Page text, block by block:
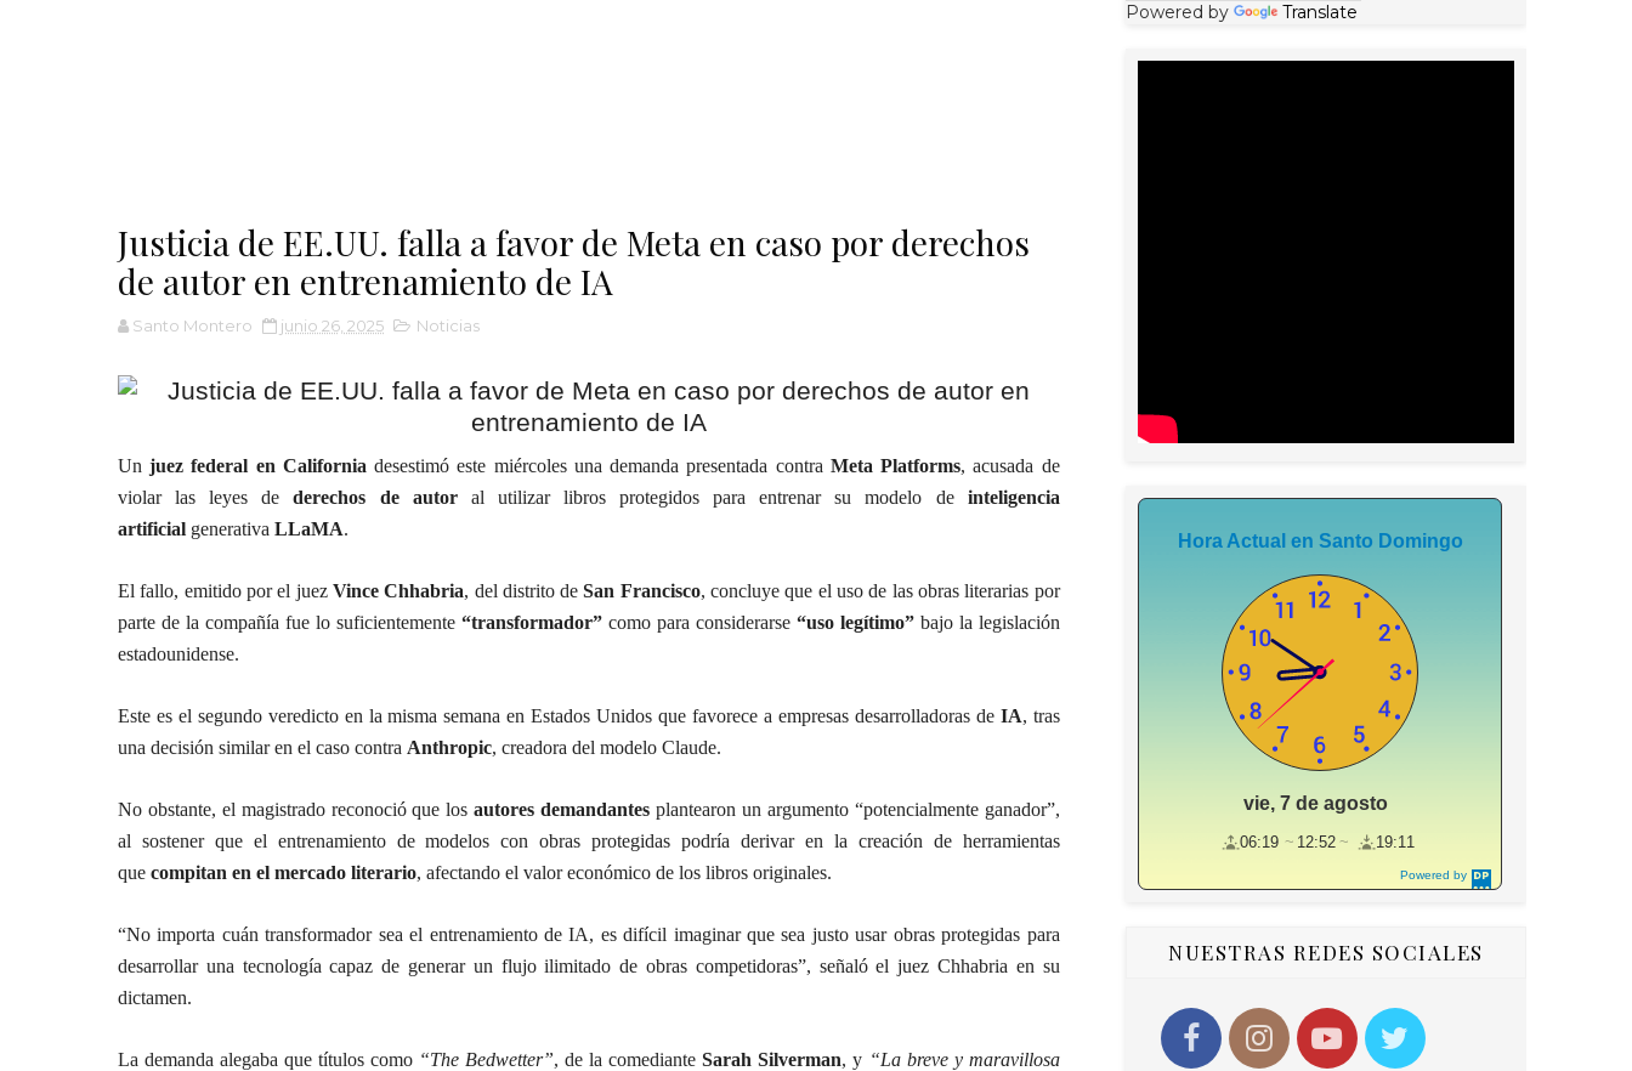
Justicia de EE.UU. falla a favor de Meta en caso por derechos
de autor en entrenamiento de IA
Santo Montero junio 26, 2025 Noticias
Unjuez federal en California desestimó este miércoles una demanda presentada contra Meta Platforms, acusada de
violar las leyes dederechos de autoral utilizar libros protegidos para entrenar su modelo de inteligencia
artificial generativa LLaMA.
El fallo, emitido por el juez Vince Chhabria, del distrito deSan Francisco, concluye que el uso de las obras literarias por
parte de la compañía fue lo suficientemente “transformador”como para considerarse “uso legítimo”bajo la legislación
estadounidense.
Este es el segundo veredicto en la misma semana en Estados Unidos que favorece a empresas desarrolladoras de IA, tras
una decisión similar en el caso contra Anthropic, creadora del modelo Claude.
No obstante, el magistrado reconoció que losautores demandantes plantearon un argumento “potencialmente ganador”,
al sostener que el entrenamiento de modelos con obras protegidas podría derivar en la creación de herramientas
que compitan en el mercado literario, afectando el valor económico de los libros originales.
“No importa cuán transformador sea el entrenamiento de IA, es difícil imaginar que sea justo usar obras protegidas para
desarrollar una tecnología capaz de generar un flujo ilimitado de obras competidoras”, señaló el juez Chhabria en su
dictamen.
La demanda alegaba que títulos como “The Bedwetter”, de la comedianteSarah Silverman, y “La breve y maravillosa
Powered by Translate
Powered by
DaysPedia.c
Hora Actual en Santo Domingo
vie, 7 de agosto
06:19 12:52 19:11
NUESTRAS REDES SOCIALES